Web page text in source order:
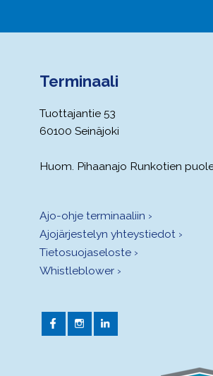
Terminaali
Tuottajantie 53
60100 Seinäjoki
Huom. Pihaanajo Runkotien
Ajo-ohje terminaaliin ›
Ajojärjestelyn yhteystiedot ›
Tietosuojaseloste ›
Whistleblower ›